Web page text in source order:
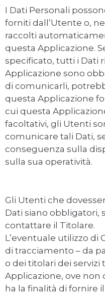
I Dati Personali
forniti dall’Utente o,
raccolti
questa Applicazione.
specificato, tutti i Dati
Applicazione sono
di comunicarli,
questa Applicazione
cui questa
facoltativi, gli Utenti
comunicare tali Dati,
conseguenza sulla
sulla sua operatività.
Gli Utenti che
Dati siano obbligatori,
contattare il Titolare.
L’eventuale utilizzo di
di tracciamento – da
o dei titolari dei servizi
Applicazione, ove non
ha la finalità di fornire